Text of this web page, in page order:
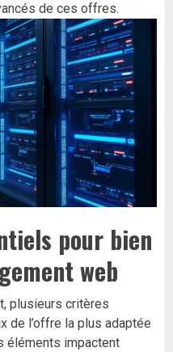
de ces offres.
pour bien
web
plusieurs critères
de l’offre la plus adaptée
éléments impactent